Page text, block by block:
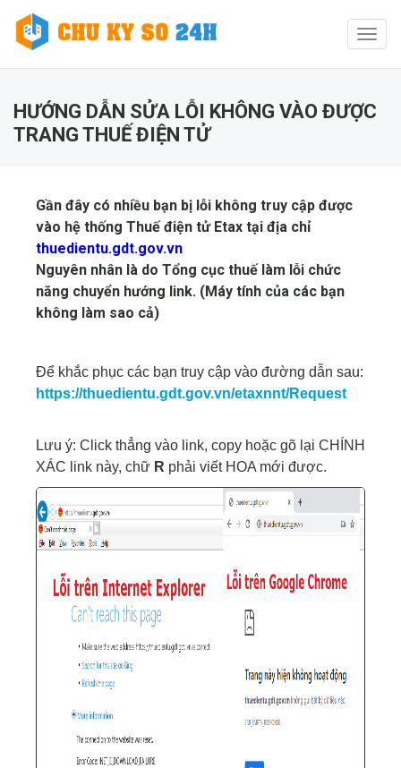
HƯỚNG DẪN SỬA LỖI KHÔNG VÀO ĐƯỢC
TRANG THUẾ ĐIỆN TỬ
Gần đây có nhiều bạn bị lỗi không truy cập được
vào hệ thống Thuế điện tử Etax tại địa chỉ
thuedientu.gdt.gov.vn
Nguyên nhân là do Tổng cục thuế làm lỗi chức
năng chuyển hướng link. (Máy tính của các bạn
không làm sao cả)
Để khắc phục các bạn truy cập vào đường dẫn sau:
https://thuedientu.gdt.gov.vn/etaxnnt/Request
Lưu ý: Click thẳng vào link, copy hoặc gõ lại CHÍNH
XÁC link này, chữ R phải viết HOA mới được.